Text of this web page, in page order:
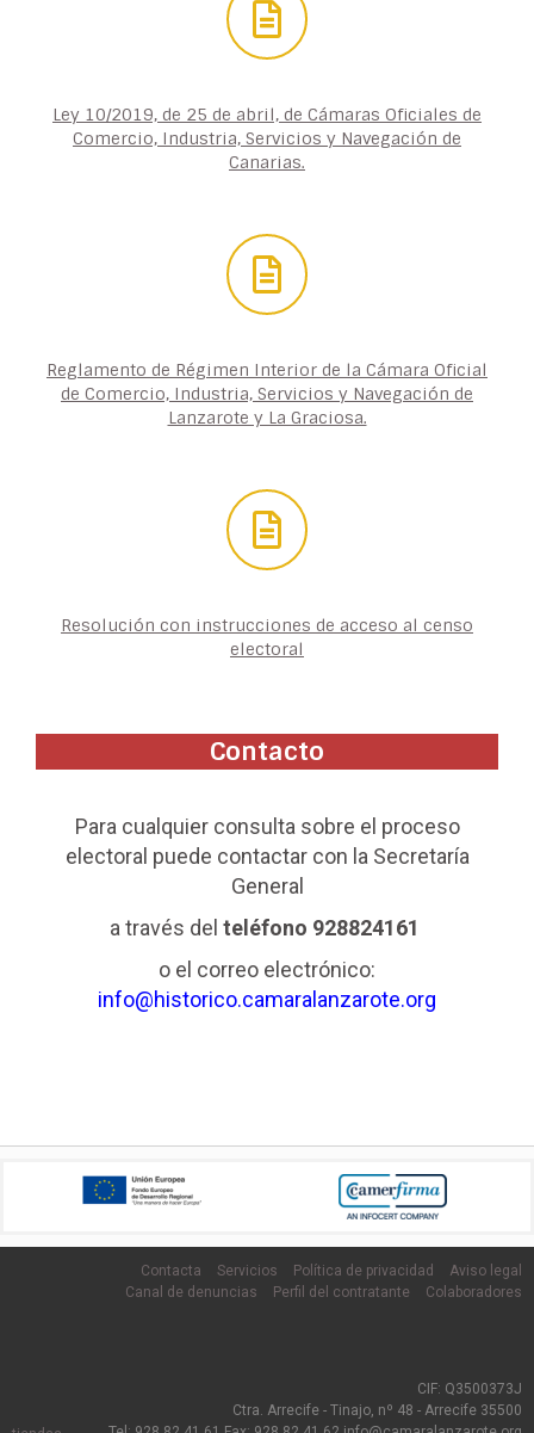
Ley 10/2019, de 25 de abril, de Cámaras Oficiales de
Comercio, Industria, Servicios y Navegación de
Canarias.
Reglamento de Régimen Interior de la Cámara Oficial
de Comercio, Industria, Servicios y Navegación de
Lanzarote y La Graciosa.
Resolución con instrucciones de acceso al censo
electoral
Contacto
Para cualquier consulta sobre el proceso
electoral puede contactar con la Secretaría
General
a través del teléfono 928824161
o el correo electrónico:
info@historico.camaralanzarote.org
Contacta Servicios Política de privacidad
Aviso legal
Canal de denuncias
Perfil del contratante Colaboradores
CIF: Q3500373J
Ctra. Arrecife - Tinajo, nº 48 - Arrecife 35500